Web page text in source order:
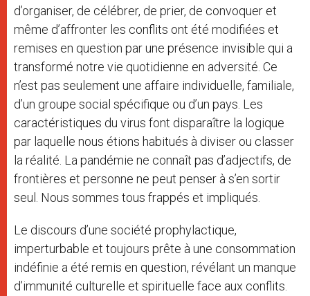
d’organiser, de célébrer, de prier, de convoquer et
même d’affronter les conflits ont été modifiées et
remises en question par une présence invisible qui a
transformé notre vie quotidienne en adversité. Ce
n’est pas seulement une affaire individuelle, familiale,
d’un groupe social spécifique ou d’un pays. Les
caractéristiques du virus font disparaître la logique
par laquelle nous étions habitués à diviser ou classer
la réalité. La pandémie ne connaît pas d’adjectifs, de
frontières et personne ne peut penser à s’en sortir
seul. Nous sommes tous frappés et impliqués.
Le discours d’une société prophylactique,
imperturbable et toujours prête à une consommation
indéfinie a été remis en question, révélant un manque
d’immunité culturelle et spirituelle face aux conflits.